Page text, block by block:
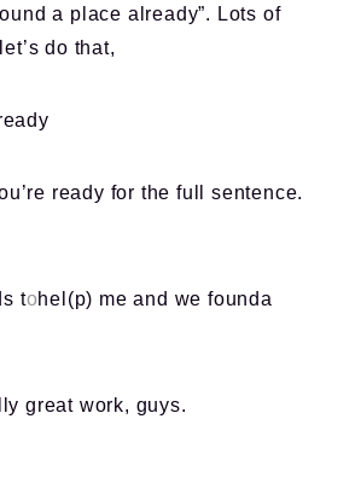
a place already”. Lots of
do that,
ready for the full sentence.
tohel(p) me and we founda
great work, guys.